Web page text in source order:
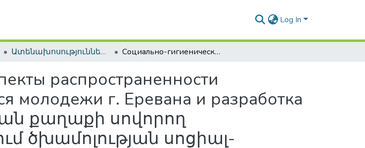
Log In
Ատենախոսություններ և սեղմագրեր / Theses & Abstracts Социально-гигиенические аспекты распространенности табакокурения среди учащейся молодежи г. Еревана и разработка профилактических мep / Երևան քաղաքի սովորող երիտասարդության շրջանում ծխամոլության սոցիալ-հիգիենիկ ասպեկտները և կանխարգելիչ միջոցառումների մշակումը
распространенности
молодежи г. Еревана и разработка
քաղաքի սովորող
ծխամոլության սոցիալ-